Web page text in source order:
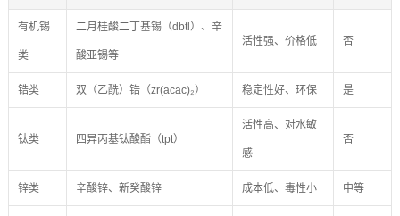
有机锡
类
二月桂酸二丁基锡（dbtl）、辛
酸亚锡等
活性强、价格低 否
锆类 双（乙酰）锆（zr(acac)₂） 稳定性好、环保 是
钛类 四异丙基钛酸酯（tpt）
活性高、对水敏
感
否
锌类 辛酸锌、新癸酸锌 成本低、毒性小 中等